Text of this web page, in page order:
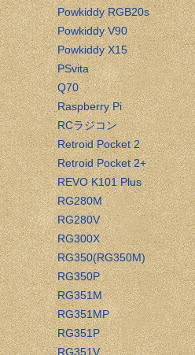
Powkiddy RGB20s
Powkiddy V90
Powkiddy X15
PSvita
Q70
Raspberry Pi
RCラジコン
Retroid Pocket 2
Retroid Pocket 2+
REVO K101 Plus
RG280M
RG280V
RG300X
RG350(RG350M)
RG350P
RG351M
RG351MP
RG351P
RG351V